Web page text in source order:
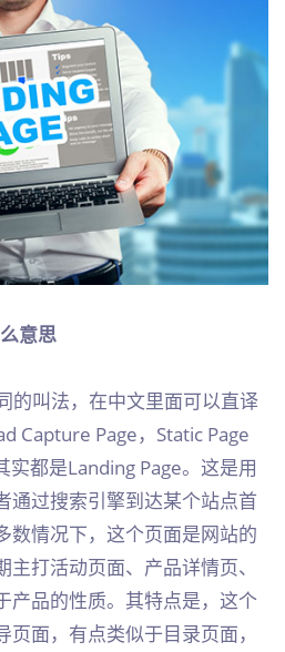
意思
的叫法，在中文里面可以直译
Capture Page，Static Page
都是Landing Page。这是用
通过搜索引擎到达某个站点首
数情况下，这个页面是网站的
打活动页面、产品详情页、
产品的性质。其特点是，这个
面，有点类似于目录页面，